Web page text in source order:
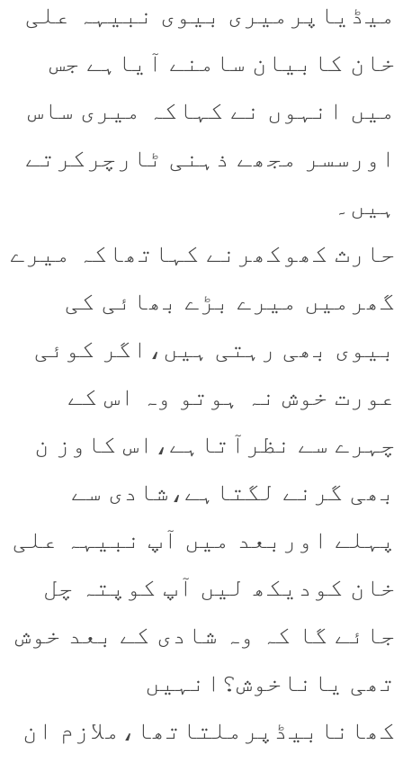
میڈیاپرمیری بیوی نبیہہ علی
خان کابیان سامنے آیاہے جس
میں انہوں نے کہاکہ میری ساس
اورسسر مجھے ذہنی ٹارچرکرتے
ہیں۔
حارث کھوکھرنے کہاتھاکہ میرے
گھرمیں میرے بڑے بھائی کی
بیوی بھی رہتی ہیں،اگر کوئی
عورت خوش نہ ہوتو وہ اس کے
چہرے سے نظرآتاہے،اس کاوز ن
بھی گرنے لگتاہے،شادی سے
پہلے اوربعد میں آپ نبیہہ علی
خان کودیکھ لیں آپ کوپتہ چل
جائے گا کہ وہ شادی کے بعد خوش
تھی یاناخوش؟انہیں
کھانابیڈپرملتاتھا،ملازم ان